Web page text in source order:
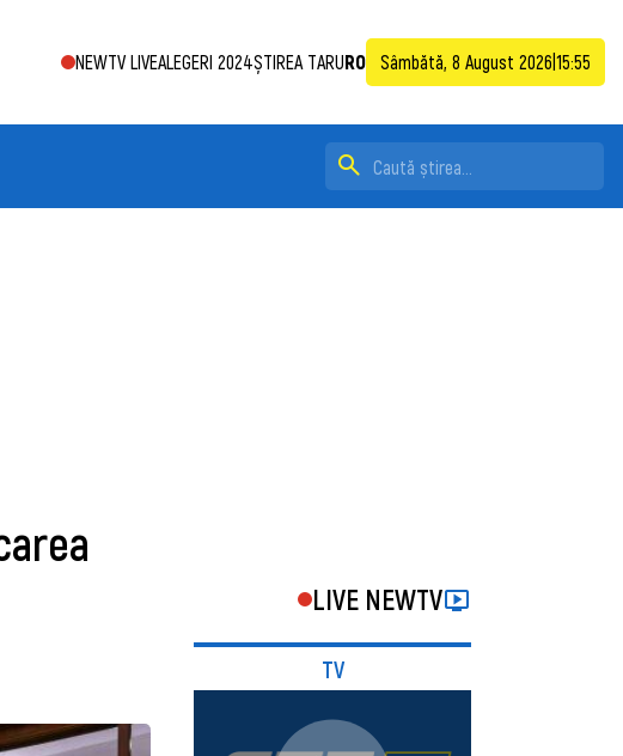
NEWTV LIVEALEGERI 2024ȘTIREA TARURO Sâmbătă, 8 August 2026 15:55
LIVE NEWTV
TV